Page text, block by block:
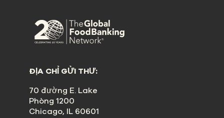
ĐỊA CHỈ GỬI THƯ:
70 đường E. Lake
Phòng 1200
Chicago, IL 60601